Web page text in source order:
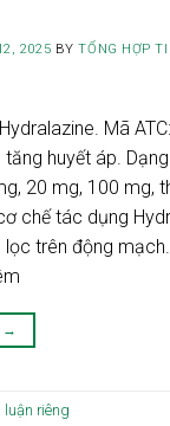
2025 BYTỔNG HỢP
Mã
huyết áp.
20 mg, 100 mg,
chế tác dụng
lọc trên động
→
luận riêng